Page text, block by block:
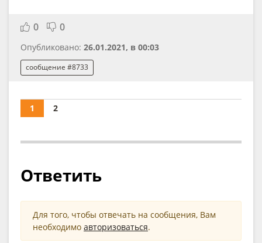
0 0
Опубликовано: 26.01.2021, в 00:03
сообщение #8733
1 2
Ответить
Для того, чтобы отвечать на сообщения, Вам
необходимо авторизоваться.